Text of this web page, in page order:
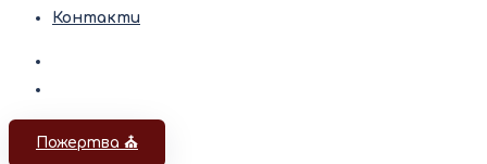
Контакти
Пожертва ⛪️